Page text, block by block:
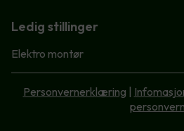
Ledig stillinger
Elektro montør
Personvernerklæring |
personvern